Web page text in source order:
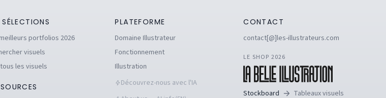
SÉLECTIONS
portfolios 2026
visuels
les visuels
PLATEFORME
Domaine Illustrateur
Fonctionnement
Illustration
Découvrez-nous avec l'IA
CONTACT
contact[@]les-illustrateurs.com
LE SHOP 2026
Stockboard Tableaux visuels